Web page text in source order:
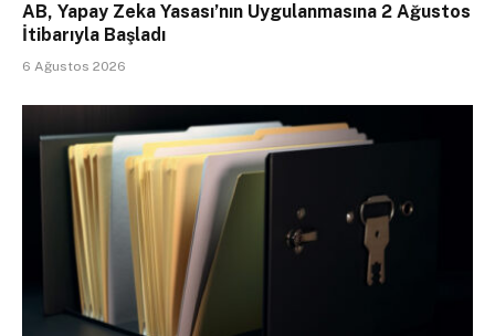
AB, Yapay Zeka Yasası’nın Uygulanmasına 2 Ağustos
İtibarıyla Başladı
6 Ağustos 2026